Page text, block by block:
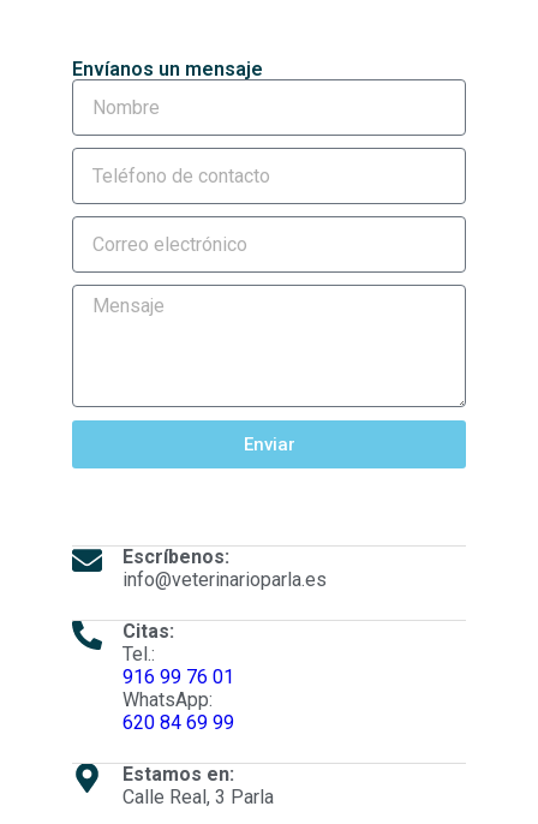
Escríbenos:
info@veterinarioparla.es
Citas:
Tel.:
916 99 76 01
WhatsApp:
620 84 69 99
Estamos en:
Calle Real, 3 Parla
Envíanos un mensaje
Enviar